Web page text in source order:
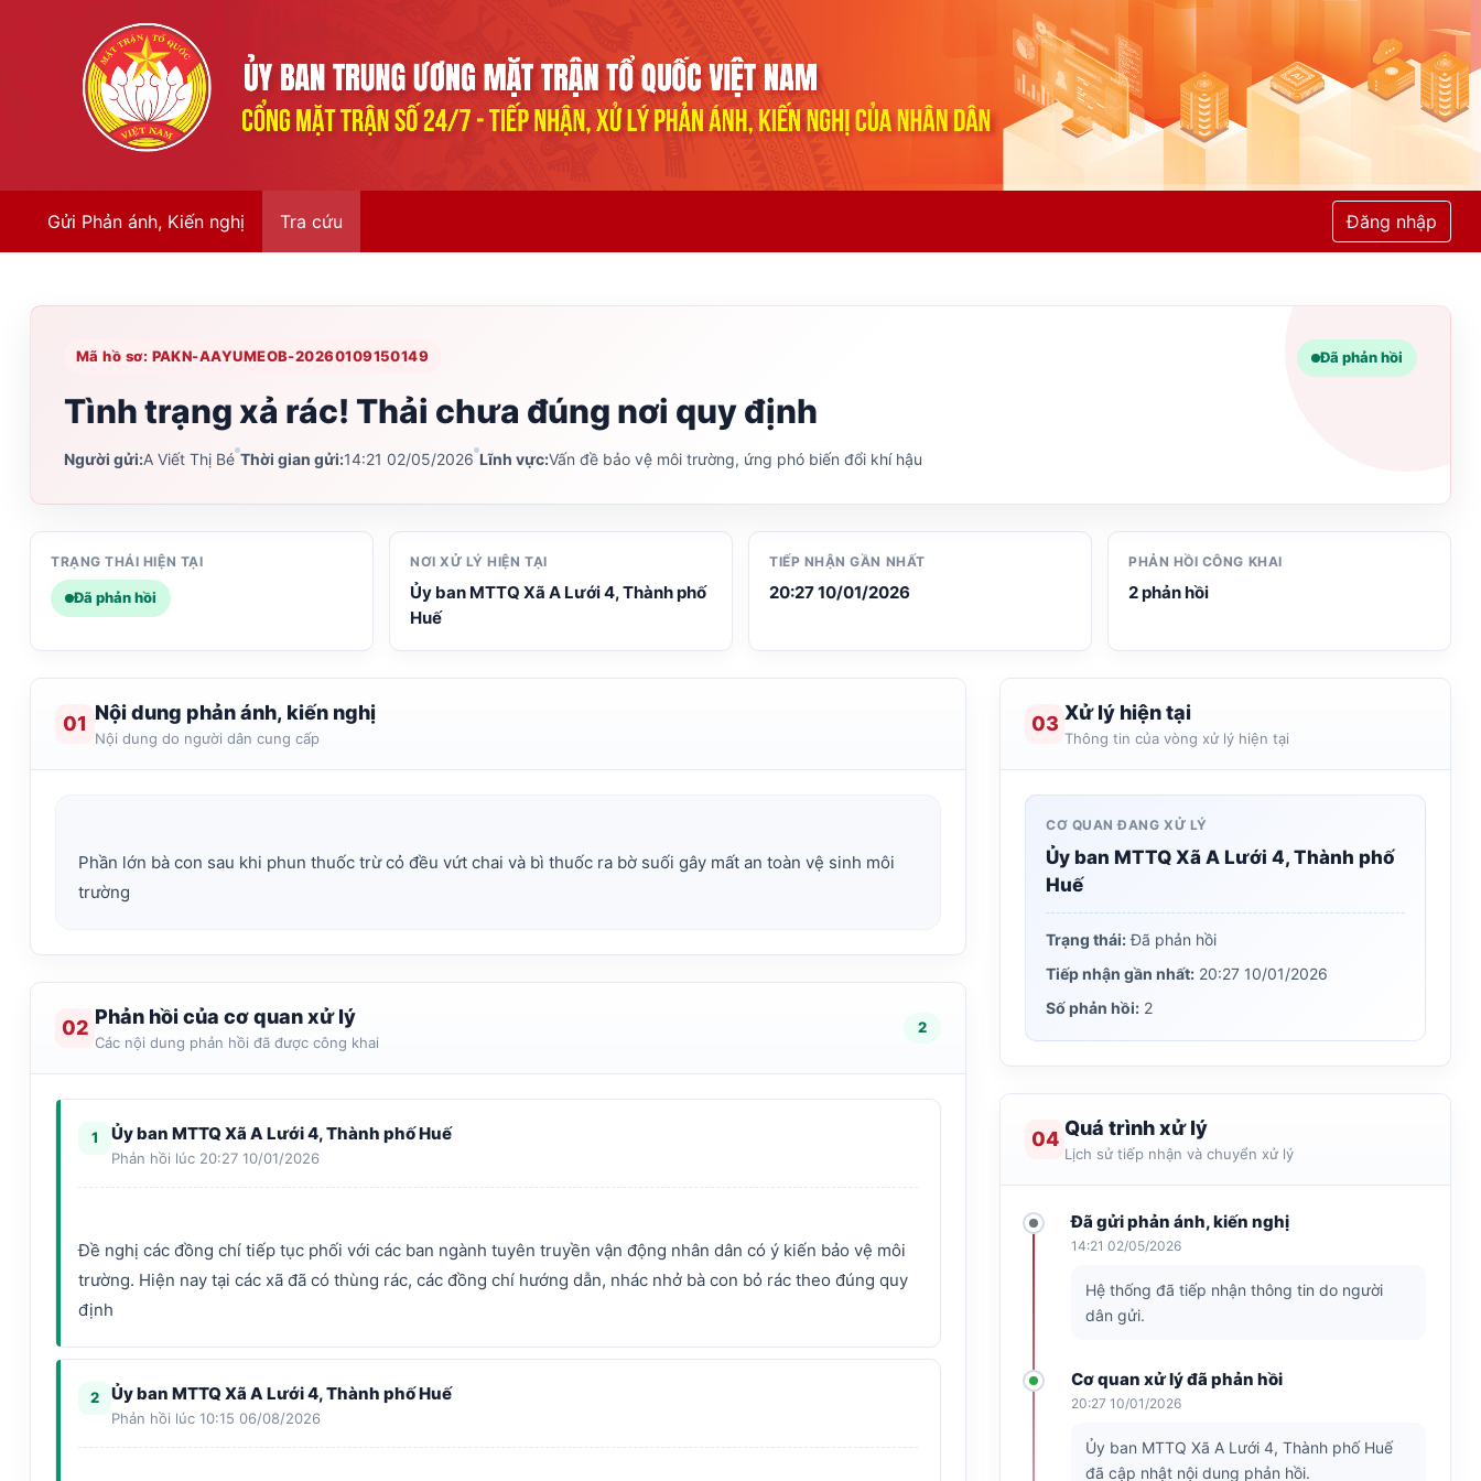
Gửi Phản ánh, Kiến nghị Tra cứu Đăng nhập
Mã hồ sơ: PAKN-AAYUMEOB-20260109150149
Tình trạng xả rác! Thải chưa đúng nơi quy định
Người gửi:A Viết Thị Bé Thời gian gửi:14:21 02/05/2026 Lĩnh vực:Vấn đề bảo vệ môi trường, ứng phó biến đổi khí hậu
Đã phản hồi
TRẠNG THÁI HIỆN TẠI
Đã phản hồi
NƠI XỬ LÝ HIỆN TẠI
Ủy ban MTTQ Xã A Lưới 4, Thành phố
Huế
TIẾP NHẬN GẦN NHẤT
20:27 10/01/2026
PHẢN HỒI CÔNG KHAI
2 phản hồi
01 Nội dung phản ánh, kiến nghị
Nội dung do người dân cung cấp
Phần lớn bà con sau khi phun thuốc trừ cỏ đều vứt chai và bì thuốc ra bờ suối gây mất an toàn vệ sinh môi
02 Phản hồi của cơ quan xử lý
Các nội dung phản hồi đã được công khai
2
1 Ủy ban MTTQ Xã A Lưới 4, Thành phố Huế
Phản hồi lúc 20:27 10/01/2026
Đề nghị các đồng chí tiếp tục phối với các ban ngành tuyên truyền vận động nhân dân có ý kiến bảo vệ môi
trường. Hiện nay tại các xã đã có thùng rác, các đồng chí hướng dẫn, nhác nhở bà con bỏ rác theo đúng quy
2 Ủy ban MTTQ Xã A Lưới 4, Thành phố Huế
Phản hồi lúc 10:15 06/08/2026
03 Xử lý hiện tại
Thông tin của vòng xử lý hiện tại
CƠ QUAN ĐANG XỬ LÝ
Ủy ban MTTQ Xã A Lưới 4, Thành phố
Huế
Trạng thái:Đã phản hồi
Tiếp nhận gần nhất: 20:27 10/01/2026
Số phản hồi: 2
04 Quá trình xử lý
Lịch sử tiếp nhận và chuyển xử lý
Đã gửi phản ánh, kiến nghị
14:21 02/05/2026
Hệ thống đã tiếp nhận thông tin do người
dân gửi.
Cơ quan xử lý đã phản hồi
20:27 10/01/2026
Ủy ban MTTQ Xã A Lưới 4, Thành phố Huế
đã cập nhật nội dung phản hồi.